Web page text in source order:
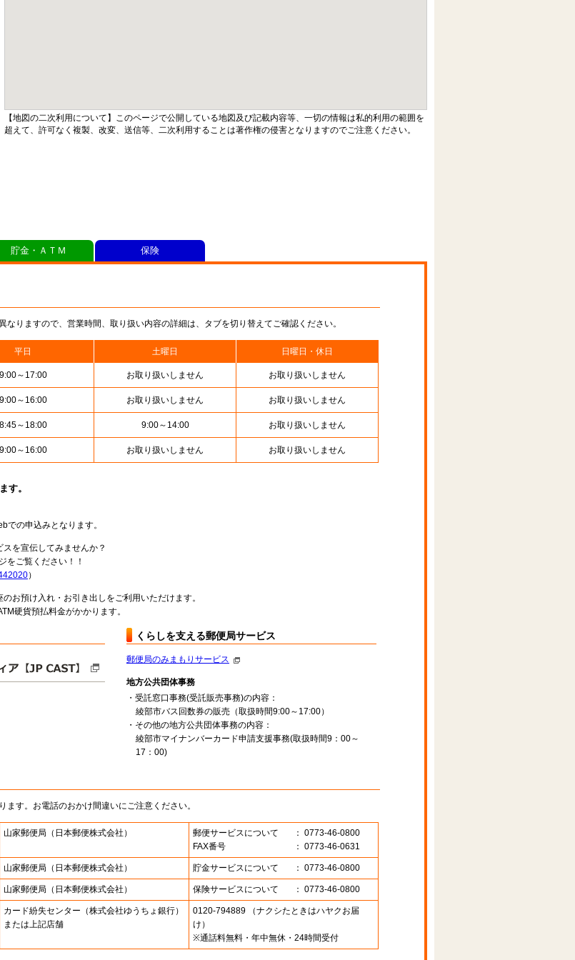
【地図の二次利用について】このページで公開している地図及び記載内容等、一切の情報は私的利用の範囲を
超えて、許可なく複製、改変、送信等、二次利用することは著作権の侵害となりますのでご注意ください。
りますので、営業時間、取り扱い内容の詳細は、タブを切り替えてご確認ください。
平日 土曜日 日曜日・休日
9:00～17:00 お取り扱いしません お取り扱いしません
9:00～16:00 お取り扱いしません お取り扱いしません
8:45～18:00 9:00～14:00 お取り扱いしません
9:00～16:00 お取り扱いしません お取り扱いしません
す。
の申込みとなります。
を宣伝してみませんか？
をご覧ください！！
）
お預け入れ・お引き出しをご利用いただけます。
硬貨預払料金がかかります。
くらしを支える郵便局サービス
郵便局のみまもりサービス
地方公共団体事務
・受託窓口事務(受託販売事務)の内容：
綾部市バス回数券の販売（取扱時間9:00～17:00）
・その他の地方公共団体事務の内容：
綾部市マイナンバーカード申請支援事務(取扱時間9：00～
17：00)
す。お電話のおかけ間違いにご注意ください。
山家郵便局 （日本郵便株式会社） 郵便サービスについて
： 0773-46-0800
FAX番号
： 0773-46-0631
山家郵便局 （日本郵便株式会社） 貯金サービスについて ： 0773-46-0800
山家郵便局 （日本郵便株式会社） 保険サービスについて ： 0773-46-0800
カード紛失センター （株式会社ゆうちょ銀行）
または上記店舗
0120-794889 （ナクシたときはハヤクお届
け）
※通話料無料・年中無休・24時間受付
貯金・ＡＴＭ 保険